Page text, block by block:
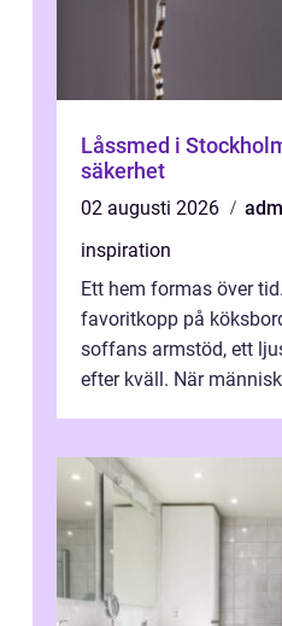
Låssmed i
säkerhet
02 augusti 2026
inspiration
Ett hem formas över
favoritkopp på
soffans armstöd, ett
efter kväll. När